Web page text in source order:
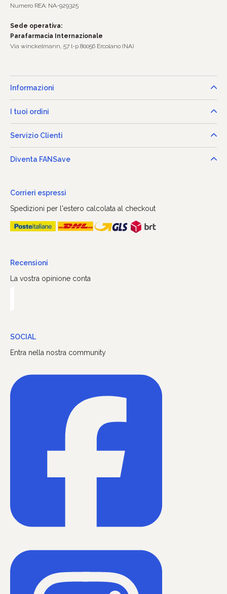
Numero REA: NA-929325
Sede operativa:
Parafarmacia Internazionale
Via winckelmann, 57 l-p 80056 Ercolano (NA)
Informazioni
I tuoi ordini
Servizio Clienti
Diventa FANSave
Corrieri espressi
Spedizioni per l'estero calcolata al checkout
Recensioni
La vostra opinione conta
SOCIAL
Entra nella nostra community